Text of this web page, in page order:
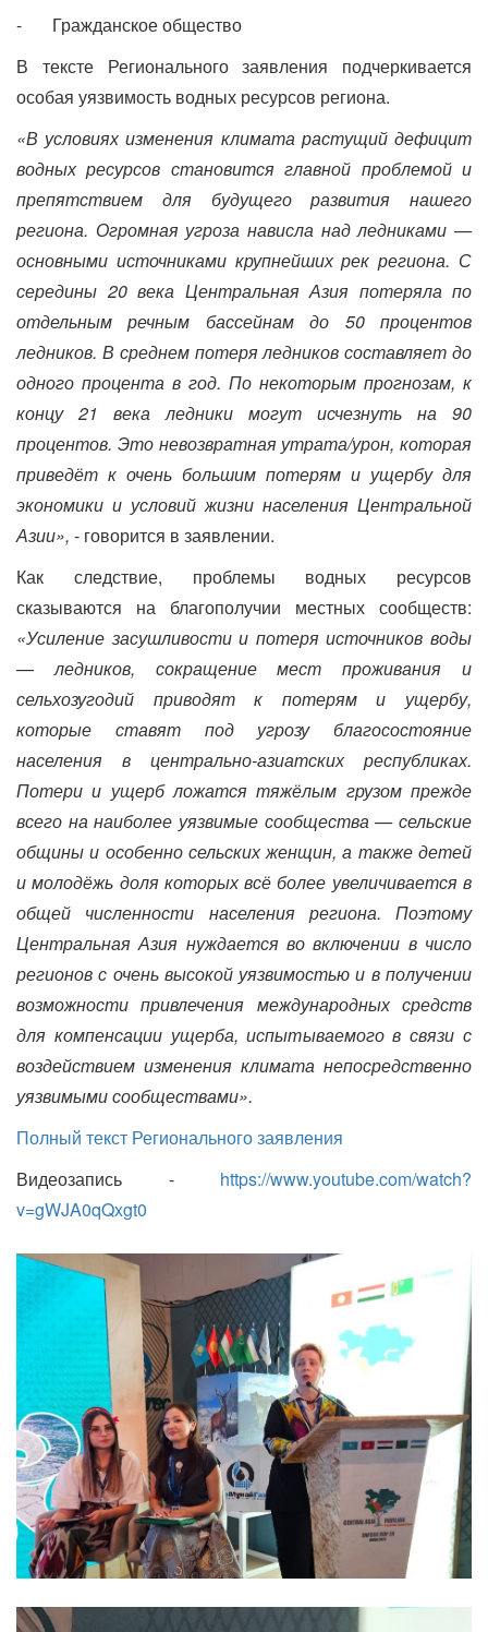
- Гражданское общество
В тексте Регионального заявления подчеркивается
особая уязвимость водных ресурсов региона.
«В условиях изменения климата растущий дефицит
водных ресурсов становится главной проблемой и
препятствием для будущего развития нашего
региона. Огромная угроза нависла над ледниками —
основными источниками крупнейших рек региона. С
середины 20 века Центральная Азия потеряла по
отдельным речным бассейнам до 50 процентов
ледников. В среднем потеря ледников составляет до
одного процента в год. По некоторым прогнозам, к
концу 21 века ледники могут исчезнуть на 90
процентов. Это невозвратная утрата/урон, которая
приведёт к очень большим потерям и ущербу для
экономики и условий жизни населения Центральной
Азии», - говорится в заявлении.
Как следствие, проблемы водных ресурсов
сказываются на благополучии местных сообществ:
«Усиление засушливости и потеря источников воды
— ледников, сокращение мест проживания и
сельхозугодий приводят к потерям и ущербу,
которые ставят под угрозу благосостояние
населения в центрально-азиатских республиках.
Потери и ущерб ложатся тяжёлым грузом прежде
всего на наиболее уязвимые сообщества — сельские
общины и особенно сельских женщин, а также детей
и молодёжь доля которых всё более увеличивается в
общей численности населения региона. Поэтому
Центральная Азия нуждается во включении в число
регионов с очень высокой уязвимостью и в получении
возможности привлечения международных средств
для компенсации ущерба, испытываемого в связи с
воздействием изменения климата непосредственно
уязвимыми сообществами».
Полный текст Регионального заявления
Видеозапись - https://www.youtube.com/watch?
v=gWJA0qQxgt0